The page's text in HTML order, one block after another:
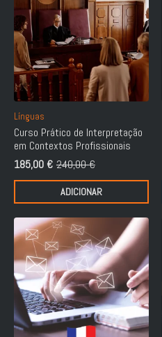
Línguas
Curso Prático de Interpretação
em Contextos Profissionais
240,00€
O
preço
240,00 €.
185,00 €
O
preço
185,00 €.
ADICIONAR